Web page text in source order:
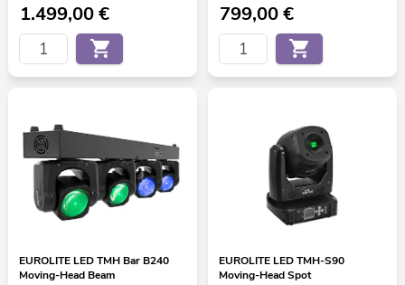
1.499,00€ 799,00€
EUROLITE LED TMH Bar B240
Moving-Head Beam
EUROLITE LED TMH-S90
Moving-Head Spot